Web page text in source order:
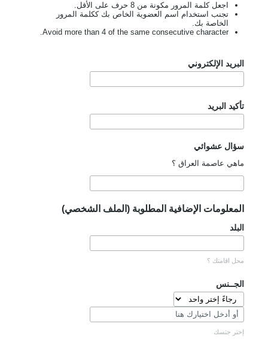
اجعل كلمة المرور مكونة من 8 حرف على الأقل.
تجنب استخدام اسم العضوية الخاص بك ككلمة المرور
الخاصة بك.
Avoid more than 4 of the same consecutive character.
البريد الإلكتروني
تأكيد البريد
سؤال عشوائي
ماهي عاصمة العراق ؟
المعلومات الإضافية المطلوبة (الملف الشخصي)
البلد
محل اقامتك ؟
الجــنس
إختر جنسك